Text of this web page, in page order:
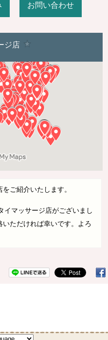
お問い合わせ
ご紹介いたします。
イマッサージ店がございまし
いただければ幸いです。よろ